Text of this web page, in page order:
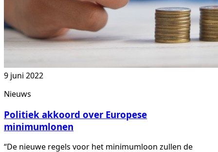
9 juni 2022
Nieuws
Politiek akkoord over Europese
minimumlonen
“De nieuwe regels voor het minimumloon zullen de